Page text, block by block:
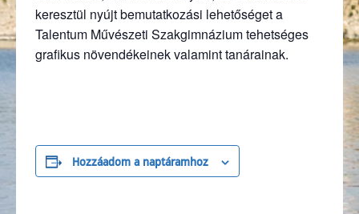
keresztül nyújt bemutatkozási lehetőséget a
Talentum Művészeti Szakgimnázium tehetséges
grafikus növendékeinek valamint tanárainak.
Hozzáadom a naptáramhoz